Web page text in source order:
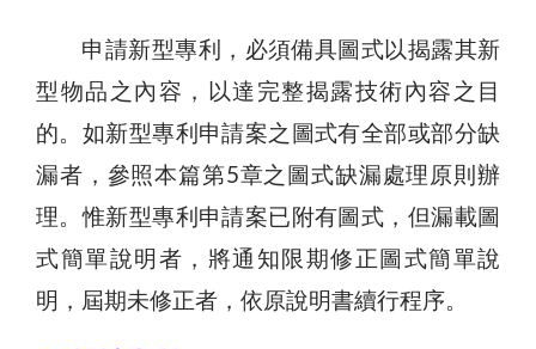
申請新型專利，必須備具圖式以揭露其新
型物品之內容，以達完整揭露技術內容之目
的。如新型專利申請案之圖式有全部或部分缺
漏者，參照本篇第5章之圖式缺漏處理原則辦
理。惟新型專利申請案已附有圖式，但漏載圖
式簡單說明者，將通知限期修正圖式簡單說
明，屆期未修正者，依原說明書續行程序。